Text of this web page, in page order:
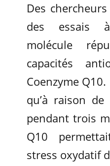
Des
des essais
molécule
capacités
Coenzyme
qu’à raison
pendant trois
Q10
stress oxydatif